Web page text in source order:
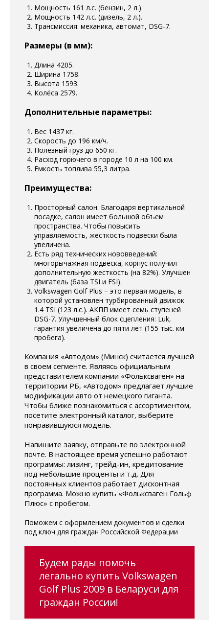
Мощность 161 л.с. (бензин, 2 л.).
Мощность 142 л.с. (дизель, 2 л.).
Трансмиссия: механика, автомат, DSG-7.
Размеры (в мм):
Длина 4205.
Ширина 1758.
Высота 1593.
Колёса 2579.
Дополнительные параметры:
Вес 1437 кг.
Скорость до 196 км/ч.
Полезный груз до 650 кг.
Расход горючего в городе 10 л на 100 км.
Емкость топлива 55,3 литра.
Преимущества:
Просторный салон. Благодаря вертикальной
посадке, салон имеет большой объем
пространства. Чтобы повысить
управляемость, жесткость подвески была
увеличена.
Есть ряд технических нововведений:
многорычажная подвеска, корпус получил
дополнительную жесткость (на 82%). Улучшен
двигатель (база TSI и FSI).
Volkswagen Golf Plus – это первая модель, в
которой установлен турбированный движок
1.4 TSI (123 л.с.). АКПП имеет семь ступеней
DSG-7. Улучшенный блок сцепления: Luk,
гарантия увеличена до пяти лет (155 тыс. км
пробега).
Компания «Автодом» (Минск) считается лучшей
в своем сегменте. Являясь официальным
представителем компании «Фольксваген» на
территории РБ, «Автодом» предлагает лучшие
модификации авто от немецкого гиганта.
Чтобы ближе познакомиться с ассортиментом,
посетите электронный каталог, выберите
понравившуюся модель.
Напишите заявку, отправьте по электронной
почте. В настоящее время успешно работают
программы: лизинг, трейд-ин, кредитование
под небольшие проценты и т.д. Для
постоянных клиентов работает дисконтная
программа. Можно купить «Фольксваген Гольф
Плюс» с пробегом.
Поможем с оформлением документов и сделки
под ключ для граждан Российской Федерации
Будем рады помочь
легально купить Volkswagen
Golf Plus 2009 в Беларуси для
граждан России!